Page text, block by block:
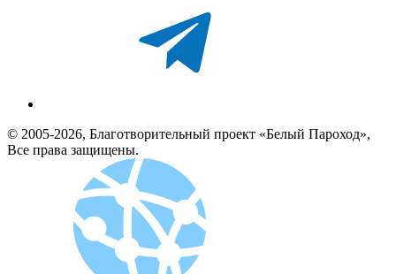
© 2005-2026, Благотворительный проект «Белый Пароход»,
Все права защищены.